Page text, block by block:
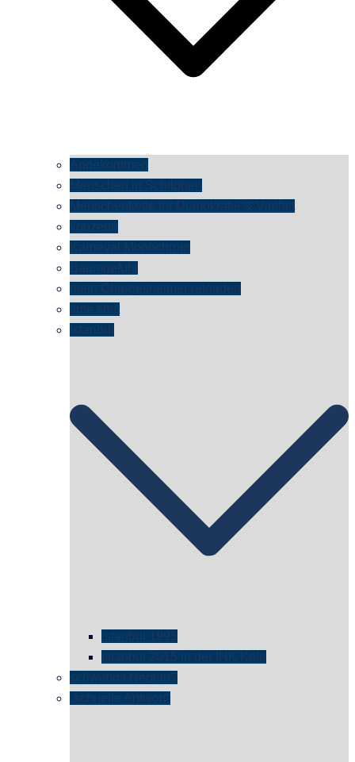
Angekommen
Menschen in Schildgen
Menschenkette für Demokratie & Vielfalt
konzerte
Karneval Monochrom
Baumgefühl
mein Chargesheimer reloaded
time shift
Istanbul
istanbul 1995
Istanbul 2015 in der IHK Köln
schwimmt Neptun?
„schnelle Antwort“